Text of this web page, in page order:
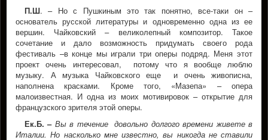
П.Ш. – Но с Пушкиным это так понятно, все-таки он –
основатель русской литературы и одновременно одна из ее
вершин. Чайковский – великолепный композитор. Такое
сочетание и дало возможность придумать своего рода
фестиваль –в конце мы играли три оперы подряд. Меня этот
проект очень интересовал, потому что я вообще люблю
музыку. А музыка Чайковского еще и очень живописна,
наполнена красками. Кроме того, «Мазепа» – опера
малоизвестная. И одна из моих мотивировок – открытие для
французского зрителя этой оперы.
Ек.Б.– Вы в течение довольно долгого времени живете в
Италии. Но насколько мне известно, вы никогда не ставили